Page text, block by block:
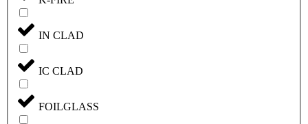
IN CLAD
IC CLAD
FOILGLASS